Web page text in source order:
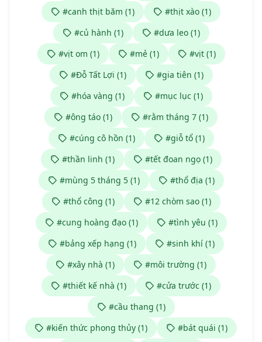
#canh thịt băm (1)
#thịt xào (1)
#củ hành (1)
#dưa leo (1)
#vịt om (1)
#mẻ (1)
#vịt (1)
#Đỗ Tất Lợi (1)
#gia tiên (1)
#hóa vàng (1)
#mục lục (1)
#ông táo (1)
#rằm tháng 7 (1)
#cúng cô hồn (1)
#giỗ tổ (1)
#thần linh (1)
#tết đoan ngọ (1)
#mùng 5 tháng 5 (1)
#thổ địa (1)
#thổ công (1)
#12 chòm sao (1)
#cung hoàng đạo (1)
#tình yêu (1)
#bảng xếp hạng (1)
#sinh khí (1)
#xây nhà (1)
#môi trường (1)
#thiết kế nhà (1)
#cửa trước (1)
#cầu thang (1)
#kiến thức phong thủy (1)
#bát quái (1)